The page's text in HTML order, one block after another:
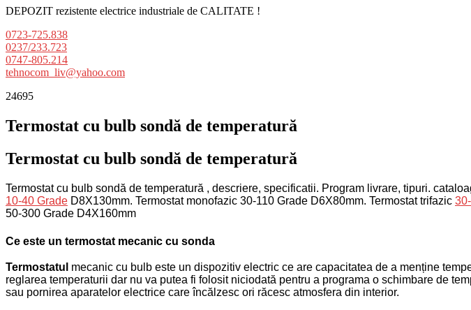
DEPOZIT rezistente electrice industriale de CALITATE !
0723-725.838
0237/233.723
0747-805.214
tehnocom_liv@yahoo.com
24695
Termostat cu bulb sondă de temperatură
Termostat cu bulb sondă de temperatură
Termostat cu bulb sondă de temperatură , descriere, specificatii. Program livrare, tipuri.
10-40 Grade D8X130mm. Termostat monofazic 30-110 Grade D6X80mm. Termostat trifazic
50-300 Grade D4X160mm
Ce este un termostat mecanic cu sonda
Termostatul mecanic cu bulb este un dispozitiv electric ce are capacitatea de a menține
reglarea temperaturii dar nu va putea fi folosit niciodată pentru a programa o schimbare de
sau pornirea aparatelor electrice care încălzesc ori răcesc atmosfera din interior.